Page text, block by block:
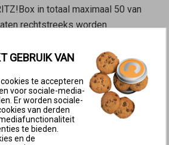
in totaal maximaal 50 van
rechtstreeks worden
Meer smarthomeapparaten
een FRITZ!Smart Gateway of
FRITZ!Box alsMesh
in het thuisnetwerk worden
GEBRUIK VAN
te accepteren
voor sociale-media-
Er worden sociale-
van derden
te bieden.
en de